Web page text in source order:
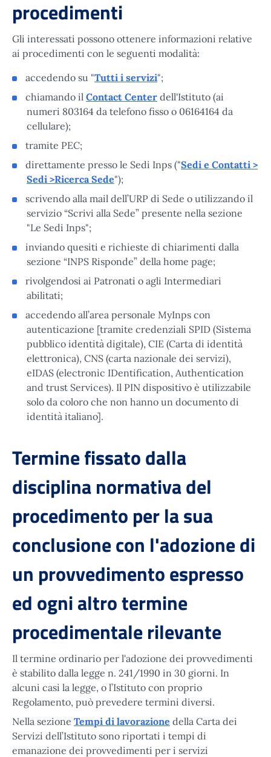
procedimenti
Gli interessati possono ottenere informazioni relative
ai procedimenti con le seguenti modalità:
accedendo su "Tutti i servizi";
chiamando il Contact Center dell'Istituto (ai
numeri 803164 da telefono fisso o 06164164 da
cellulare);
tramite PEC;
direttamente presso le Sedi Inps ("Sedi e Contatti >
Sedi >Ricerca Sede");
scrivendo alla mail dell’URP di Sede o utilizzando il
servizio “Scrivi alla Sede” presente nella sezione
"Le Sedi Inps";
inviando quesiti e richieste di chiarimenti dalla
sezione “INPS Risponde” della home page;
rivolgendosi ai Patronati o agli Intermediari
abilitati;
accedendo all’area personale MyInps con
autenticazione [tramite credenziali SPID (Sistema
pubblico identità digitale), CIE (Carta di identità
elettronica), CNS (carta nazionale dei servizi),
eIDAS (electronic IDentification, Authentication
and trust Services). Il PIN dispositivo è utilizzabile
solo da coloro che non hanno un documento di
identità italiano].
Termine fissato dalla
disciplina normativa del
procedimento per la sua
conclusione con l'adozione di
un provvedimento espresso
ed ogni altro termine
procedimentale rilevante
Il termine ordinario per l'adozione dei provvedimenti
è stabilito dalla legge n. 241/1990 in 30 giorni. In
alcuni casi la legge, o l’Istituto con proprio
Regolamento, può prevedere termini diversi.
Nella sezione Tempi di lavorazione della Carta dei
Servizi dell’Istituto sono riportati i tempi di
emanazione dei provvedimenti per i servizi